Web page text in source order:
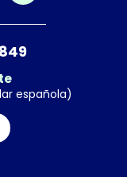
española)